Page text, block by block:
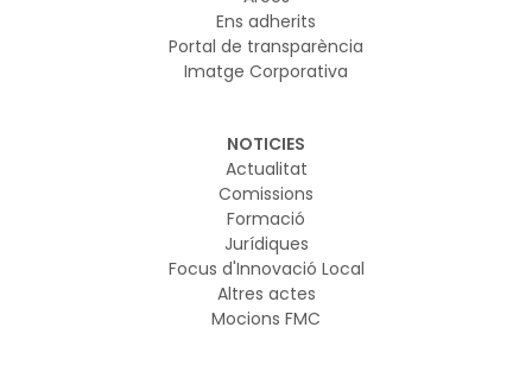
Ens adherits
Portal de transparència
Imatge Corporativa
NOTICIES
Actualitat
Comissions
Formació
Jurídiques
Focus d'Innovació Local
Altres actes
Mocions FMC